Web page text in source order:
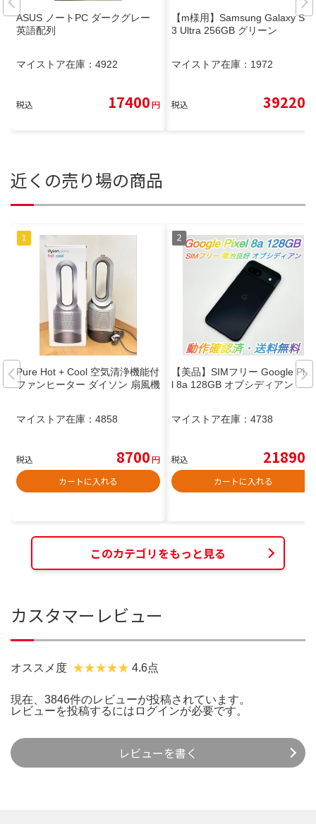
ASUS ノートPC ダークグレー
英語配列
マイストア在庫： 4922
税込 17400円
【m様用】Samsung Galaxy S2
3 Ultra 256GB グリーン
マイストア在庫： 1972
税込 39220
近くの売り場の商品
Pure Hot + Cool 空気清浄機能付
ファンヒーター ダイソン 扇風機
マイストア在庫： 4858
税込 8700円
カートに入れる
【美品】SIMフリー Google Pixe
l 8a 128GB オブシディアン
マイストア在庫： 4738
税込 21890
カートに入れる
このカテゴリをもっと見る
カスタマーレビュー
オススメ度 4.6点
現在、3846件のレビューが投稿されています。
レビューを投稿するには ログインが必要です。
レビューを書く